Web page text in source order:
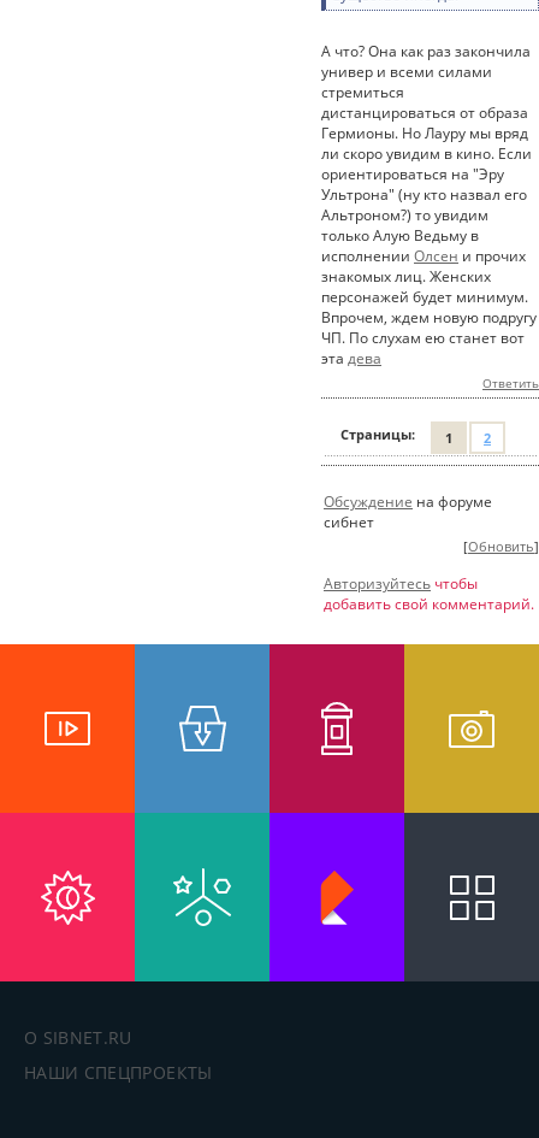
А что? Она как раз закончила
универ и всеми силами
стремиться
дистанцироваться от образа
Гермионы. Но Лауру мы вряд
ли скоро увидим в кино. Если
ориентироваться на "Эру
Ультрона" (ну кто назвал его
Альтроном?) то увидим
только Алую Ведьму в
исполнении Олсен и прочих
знакомых лиц. Женских
персонажей будет минимум.
Впрочем, ждем новую подругу
ЧП. По слухам ею станет вот
эта дева
Ответить
Страницы: 1 2
Обсуждение на форуме
сибнет
[Обновить]
Авторизуйтесь чтобы
добавить свой комментарий.
О SIBNET.RU
НАШИ СПЕЦПРОЕКТЫ